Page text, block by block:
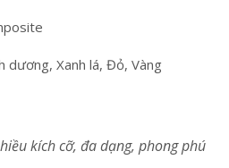
dương, Xanh lá, Đỏ, Vàng
kích cỡ, đa dạng, phong phú